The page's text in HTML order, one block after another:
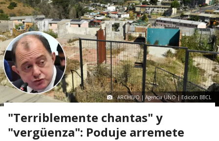
ARCHIVO | Agencia UNO | Edición BBCL
"Terriblemente chantas" y
"vergüenza": Poduje arremete